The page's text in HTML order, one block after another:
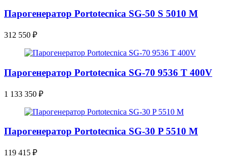
Парогенератор Portotecnica SG-50 S 5010 M
312 550 ₽
Парогенератор Portotecnica SG-70 9536 T 400V
1 133 350 ₽
Парогенератор Portotecnica SG-30 P 5510 M
119 415 ₽